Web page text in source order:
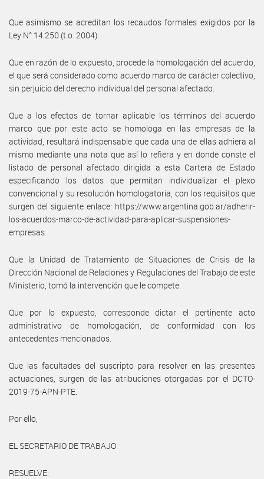
Que asimismo se acreditan los recaudos formales exigidos por la
Ley N° 14.250 (t.o. 2004).
Que en razón de lo expuesto, procede la homologación del acuerdo,
el que será considerado como acuerdo marco de carácter colectivo,
sin perjuicio del derecho individual del personal afectado.
Que a los efectos de tornar aplicable los términos del acuerdo
marco que por este acto se homologa en las empresas de la
actividad, resultará indispensable que cada una de ellas adhiera al
mismo mediante una nota que así lo refiera y en donde conste el
listado de personal afectado dirigida a esta Cartera de Estado
especificando los datos que permitan individualizar el plexo
convencional y su resolución homologatoria, con los requisitos que
surgen del siguiente enlace: https://www.argentina.gob.ar/adherir-
los-acuerdos-marco-de-actividad-para-aplicar-suspensiones-
empresas.
Que la Unidad de Tratamiento de Situaciones de Crisis de la
Dirección Nacional de Relaciones y Regulaciones del Trabajo de este
Ministerio, tomó la intervención que le compete.
Que por lo expuesto, corresponde dictar el pertinente acto
administrativo de homologación, de conformidad con los
antecedentes mencionados.
Que las facultades del suscripto para resolver en las presentes
actuaciones, surgen de las atribuciones otorgadas por el DCTO-
2019-75-APN-PTE.
Por ello,
EL SECRETARIO DE TRABAJO
RESUELVE: